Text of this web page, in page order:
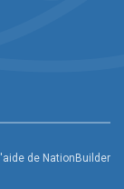
de NationBuilder